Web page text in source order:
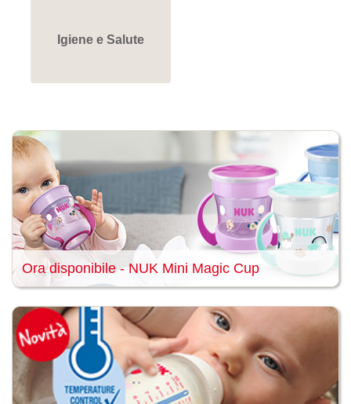
Igiene e Salute
Ora disponibile - NUK Mini Magic Cup